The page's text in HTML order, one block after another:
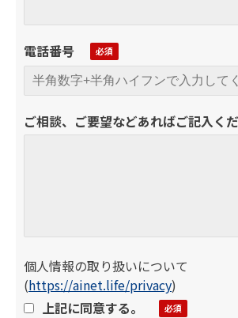
電話番号
ご相談、ご要望などあればご記入くだ
個人情報の取り扱いについて
(https://ainet.life/privacy)
上記に同意する。